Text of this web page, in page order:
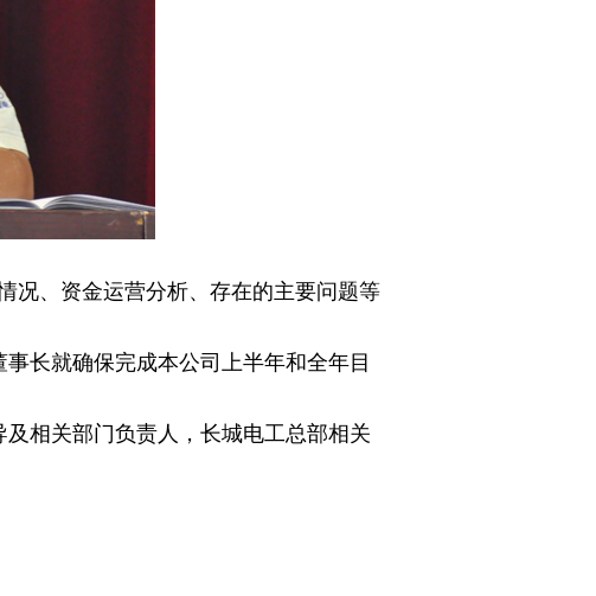
、资金运营分析、存在的主要问题等
长就确保完成本公司上半年和全年目
相关部门负责人，长城电工总部相关